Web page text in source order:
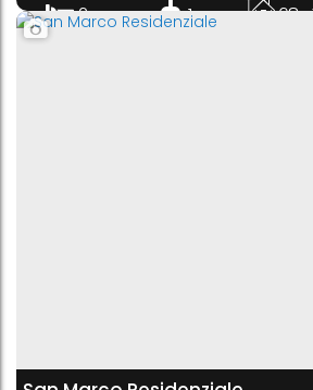
2
Dormitório(s)
1 68
e de alta valorização, o BOULEVARD 500
dia a dia. O Empreendimento contará com 13
comerciais e...